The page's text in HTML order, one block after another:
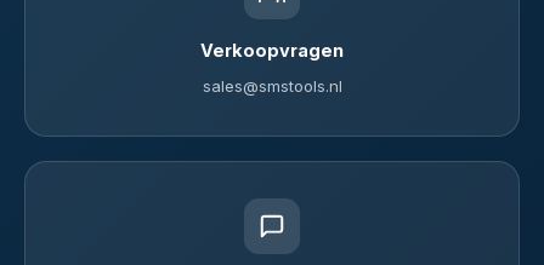
Verkoopvragen
sales@smstools.nl